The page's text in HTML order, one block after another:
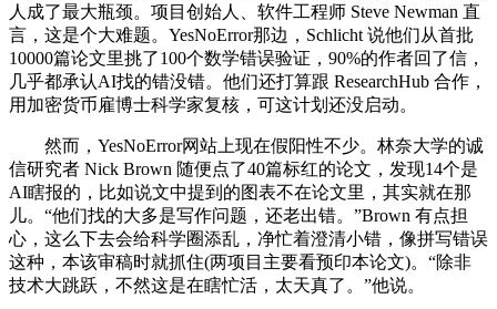
人成了最大瓶颈。项目创始人、软件工程师 Steve Newman 直
言，这是个大难题。YesNoError那边，Schlicht 说他们从首批
10000篇论文里挑了100个数学错误验证，90%的作者回了信，
几乎都承认AI找的错没错。他们还打算跟 ResearchHub 合作，
用加密货币雇博士科学家复核，可这计划还没启动。
然而，YesNoError网站上现在假阳性不少。林奈大学的诚
信研究者 Nick Brown 随便点了40篇标红的论文，发现14个是
AI瞎报的，比如说文中提到的图表不在论文里，其实就在那
儿。“他们找的大多是写作问题，还老出错。”Brown 有点担
心，这么下去会给科学圈添乱，净忙着澄清小错，像拼写错误
这种，本该审稿时就抓住(两项目主要看预印本论文)。“除非
技术大跳跃，不然这是在瞎忙活，太天真了。”他说。